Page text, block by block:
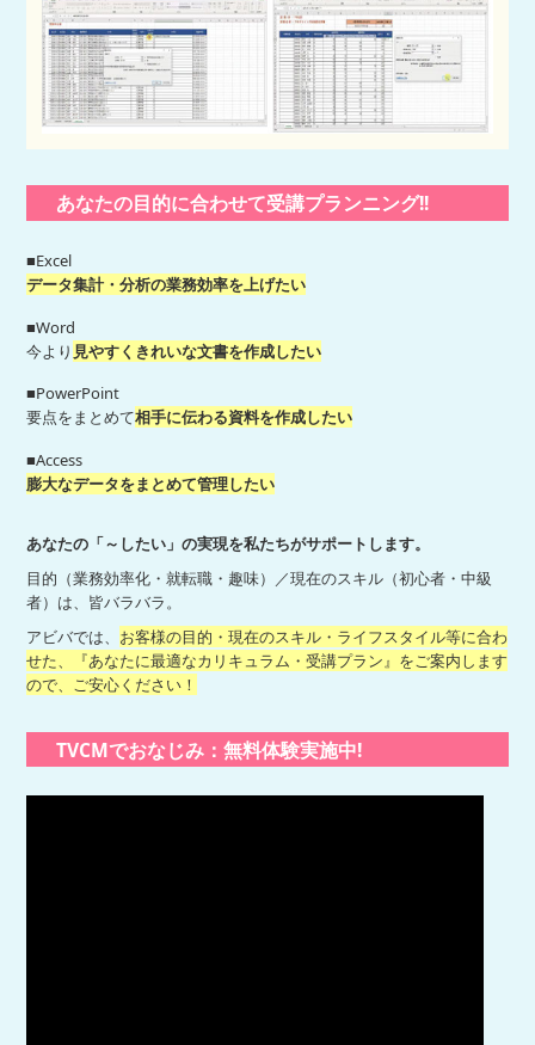
あなたの目的に合わせて受講プランニング!!
■Excel
データ集計・分析の業務効率を上げたい
■Word
今より 見やすくきれいな文書を作成したい
■PowerPoint
要点をまとめて相手に伝わる資料を作成したい
■Access
膨大なデータをまとめて管理したい
あなたの「～したい」の実現を私たちがサポートします。
目的（業務効率化・就転職・趣味）／現在のスキル（初心者・中級
者）は、皆バラバラ。
アビバでは、 お客様の目的・現在のスキル・ライフスタイル等に合わ
せた、『あなたに最適なカリキュラム・受講プラン』をご案内します
ので、ご安心ください！
TVCMでおなじみ：無料体験実施中!